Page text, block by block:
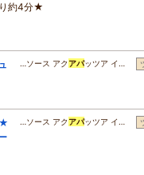
約4分★
…ソース アクアパッツア イ…
…ソース アクアパッツア イ…